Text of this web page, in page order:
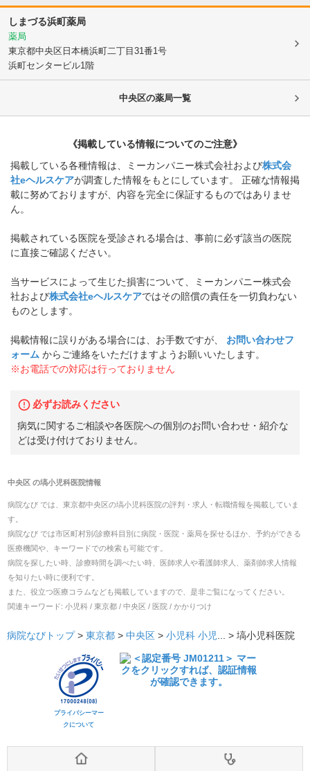
しまづる浜町薬局
薬局
東京都中央区 日本橋浜町二丁目31番1号
浜町センタービル1階
中央区の薬局一覧
《掲載している情報についてのご注意》
掲載している各種情報は、ミーカンパニー株式会社および株式会
社eヘルスケアが調査した情報をもとにしています。 正確な情報掲
載に努めておりますが、内容を完全に保証するものではありませ
ん。
掲載されている医院を受診される場合は、事前に必ず該当の医院
に直接ご確認ください。
当サービスによって生じた損害について、ミーカンパニー株式会
社および株式会社eヘルスケアではその賠償の責任を一切負わない
ものとします。
掲載情報に誤りがある場合には、お手数ですが、
お問い合わせフ
ォーム からご連絡をいただけますようお願いいたします。
※お電話での対応は行っておりません
必ずお読みください
病気に関するご相談や各医院への個別のお問い合わせ・紹介な
どは受け付けておりません。
中央区の塙小児科医院情報
病院なび では、 東京都中央区の塙小児科医院の評判・求人・転職情報を掲載していま
す。
病院なび では市区町村別/診療科目別に病院・医院・薬局を探せるほか、予約ができる
医療機関や、キーワードでの検索も可能です。
病院を探したい時、診療時間を調べたい時、医師求人や看護師求人、薬剤師求人情報
を知りたい時に便利です。
また、役立つ医療コラムなども掲載していますので、是非ご覧になってください。
関連キーワード: 小児科 / 東京都 / 中央区 / 医院 / かかりつけ
病院なびトップ > 東京都 > 中央区 > 小児科 小児... > 塙小児科医院
プライバシーマー
クについて